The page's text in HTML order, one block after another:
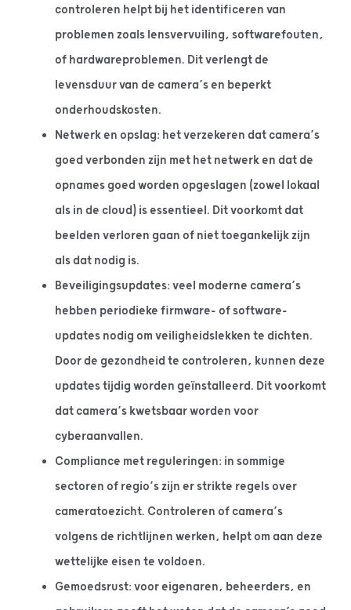
controleren helpt bij het identificeren van
problemen zoals lensvervuiling, softwarefouten,
of hardwareproblemen. Dit verlengt de
levensduur van de camera’s en beperkt
onderhoudskosten.
Netwerk en opslag: het verzekeren dat camera’s
goed verbonden zijn met het netwerk en dat de
opnames goed worden opgeslagen (zowel lokaal
als in de cloud) is essentieel. Dit voorkomt dat
beelden verloren gaan of niet toegankelijk zijn
als dat nodig is.
Beveiligingsupdates: veel moderne camera’s
hebben periodieke firmware- of software-
updates nodig om veiligheidslekken te dichten.
Door de gezondheid te controleren, kunnen deze
updates tijdig worden geïnstalleerd. Dit voorkomt
dat camera’s kwetsbaar worden voor
cyberaanvallen.
Compliance met reguleringen: in sommige
sectoren of regio’s zijn er strikte regels over
cameratoezicht. Controleren of camera’s
volgens de richtlijnen werken, helpt om aan deze
wettelijke eisen te voldoen.
Gemoedsrust: voor eigenaren, beheerders, en